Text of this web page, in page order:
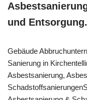
und Entsorgung.
Gebäude
Sanierung in
Asbestsanierung,